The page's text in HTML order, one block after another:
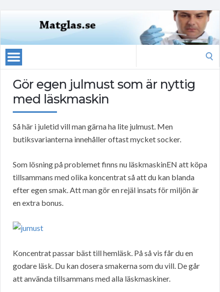
Gör egen julmust som är nyttig
med läskmaskin
Så här i juletid vill man gärna ha lite julmust. Men
butiksvarianterna innehåller oftast mycket socker.
Som lösning på problemet finns nu läskmaskinEN att köpa
tillsammans med olika koncentrat så att du kan blanda
efter egen smak. Att man gör en rejäl insats för miljön är
en extra bonus.
Koncentrat passar bäst till hemläsk. På så vis får du en
godare läsk. Du kan dosera smakerna som du vill. De går
att använda tillsammans med alla läskmaskiner.